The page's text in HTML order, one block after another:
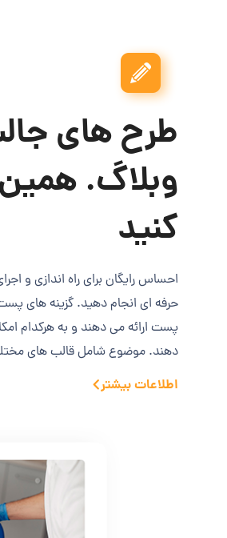
طرح های
وبلاگ.
کنید
احساس رایگان برای راه اندازی و
حرفه ای انجام دهید. گزینه های
پست ارائه می دهند و به هرکدام
دهند. موضوع شامل قالب های
اطلاعات بیشتر